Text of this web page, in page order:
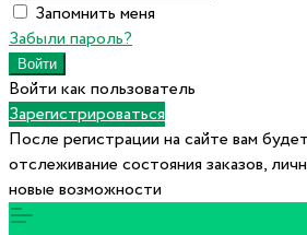
Запомнить меня
Забыли пароль?
Войти как пользователь
Зарегистрироваться
После регистрации на сайте вам
отслеживание состояния заказов,
новые возможности